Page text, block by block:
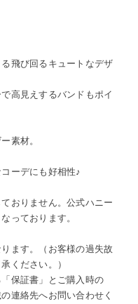
飛び回るキュートなデザ
高見えするバンドもポイ
素材。
ーデにも好相性♪
おりません。公式ハニー
っております。
ます。（お客様の過失故
ください。）
保証書」とご購入時の
連絡先へお問い合わせく